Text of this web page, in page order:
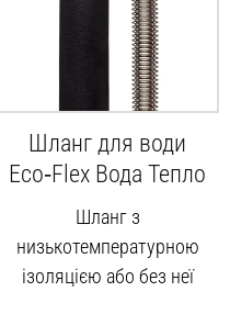
Шланг для води
Eco‑Flex Вода Тепло
Шланг з
низькотемпературною
ізоляцією або без неї